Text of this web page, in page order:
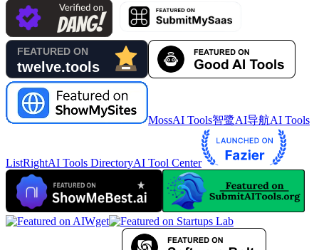
MossAI Tools智鹭AI导航AI Tools
ListRightAI Tools DirectoryAI Tool Center